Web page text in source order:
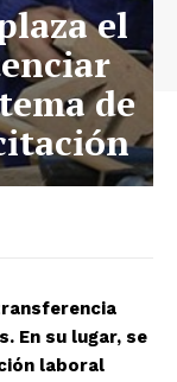
el
de
En su lugar, se
laboral